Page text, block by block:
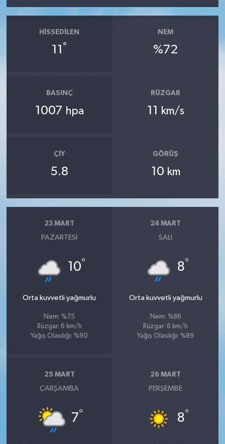
HISSEDILEN
11 °
NEM
%72
BASINÇ
1007 hpa
RÜZGAR
11 km/s
ÇIY
5.8
GÖRÜŞ
10 km
23 MART
PAZARTESI
10°
Orta kuvvetli yağmurlu
Nem: %75
Rüzgar: 6 km/h
Yağış Olasılığı: %90
24 MART
SALI
8°
Orta kuvvetli yağmurlu
Nem: %86
Rüzgar: 6 km/h
Yağış Olasılığı: %89
25 MART
ÇARŞAMBA
7°
26 MART
PERŞEMBE
8°